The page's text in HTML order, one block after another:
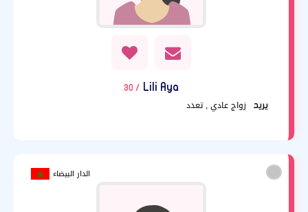
Lili Aya
/ 30
يريد
زواج عادي , تعدد
الدار البيضاء